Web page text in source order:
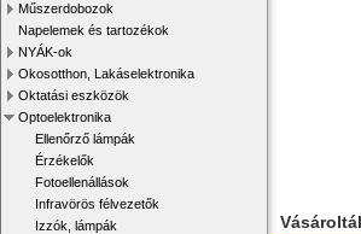
Műszerdobozok
Napelemek és tartozékok
NYÁK-ok
Okosotthon, Lakáselektronika
Oktatási eszközök
Optoelektronika
Ellenőrző lámpák
Érzékelők
Fotoellenállások
Infravörös félvezetők
Izzók, lámpák